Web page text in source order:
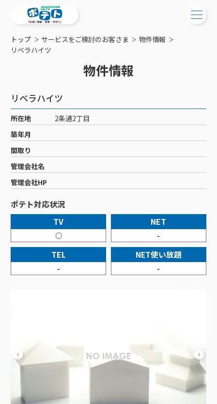
ご検討中の方
工事・配線について
新居をご検討中の方へ
ポテトを導入している集合住宅
物件情報
特典・キャンペーン
おトクな割引サービス
ご加入中の方
ご加入中のサービス確認・変更
WEBメール
サポートサービス
サポートサービストップ
リモートコール
回線速度測定
接続・設定⽅法
訪問サポート＆サポートパックサービス料⾦表
新着情報
メンテナンス・障害情報
ポテトからのプレゼント
イベントカレンダー
講座のご案内
サービス案内
サービス案内
ケーブルテレビ
ケーブルテレビトップ
チャンネル紹介
料⾦プラン
NHK衛星受信料団体⼀括⽀払
機器⼀覧
インターネット
インターネットトップ
料⾦プラン
Wi-Fiサービス
ポテトホーム防犯カメラ
オプションサービス
インターネットギガシェアプラン
固定電話
固定電話トップ
基本料⾦・通話料⾦
オプションサービス
auスマートバリュー
auまとめトーク
ポテトスマートフォントップ
料⾦プラン
機種⼀覧
オプションサービス
でんき
でんきトップ
ポラリンでんき×ポテト
ポテトでんき
暮らしを快適にするサービス
暮らしを快適にするサービストップ
ポテトライフメール
コミチャン
お困りの方はこちら
会社案内
メンテナンス
障害情報
トップ サービスをご検討のお客さま
物件情報
リベラハイツ
物件情報
リベラハイツ
所在地
2条通2丁目
築年月
間取り
管理会社名
管理会社HP
ポテト対応状況
TV
○
NET
-
TEL
-
NET使い放題
-